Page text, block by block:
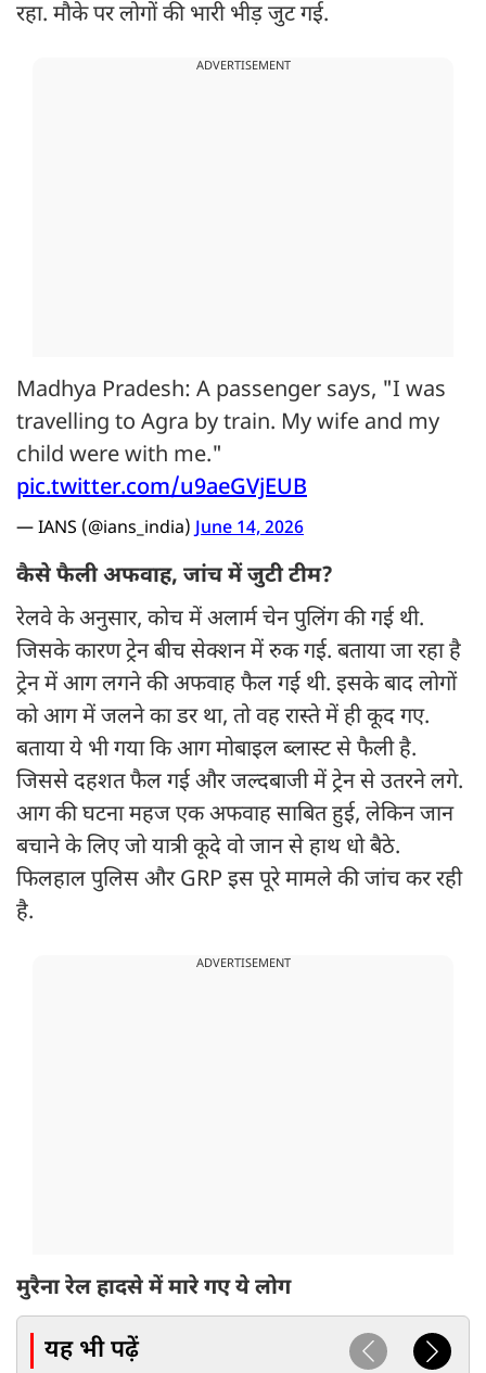
रहा. मौके पर लोगों की भारी भीड़ जुट गई.
ADVERTISEMENT
Madhya Pradesh: A passenger says, "I was
travelling to Agra by train. My wife and my
child were with me."
pic.twitter.com/u9aeGVjEUB
— IANS (@ians_india)June 14, 2026
कैसे फैली अफवाह, जांच में जुटी टीम?
रेलवे के अनुसार, कोच में अलार्म चेन पुलिंग की गई थी.
जिसके कारण ट्रेन बीच सेक्शन में रुक गई. बताया जा रहा है
ट्रेन में आग लगने की अफवाह फैल गई थी. इसके बाद लोगों
को आग में जलने का डर था, तो वह रास्ते में ही कूद गए.
बताया ये भी गया कि आग मोबाइल ब्लास्ट से फैली है.
जिससे दहशत फैल गई और जल्दबाजी में ट्रेन से उतरने लगे.
आग की घटना महज एक अफवाह साबित हुई, लेकिन जान
बचाने के लिए जो यात्री कूदे वो जान से हाथ धो बैठे.
फिलहाल पुलिस और GRP इस पूरे मामले की जांच कर रही
है.
ADVERTISEMENT
मुरैना रेल हादसे में मारे गए ये लोग
यह भी पढ़ें